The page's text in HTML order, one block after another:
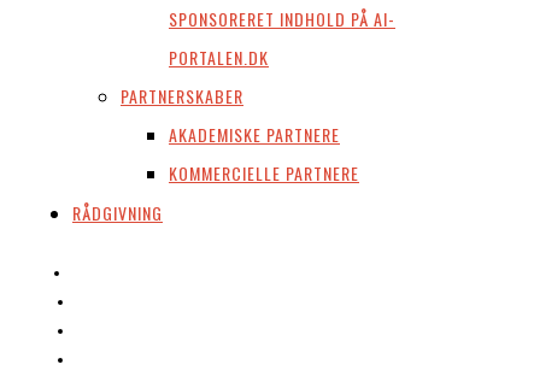
SPONSORERET INDHOLD PÅ AI-
PORTALEN.DK
PARTNERSKABER
AKADEMISKE PARTNERE
KOMMERCIELLE PARTNERE
RÅDGIVNING